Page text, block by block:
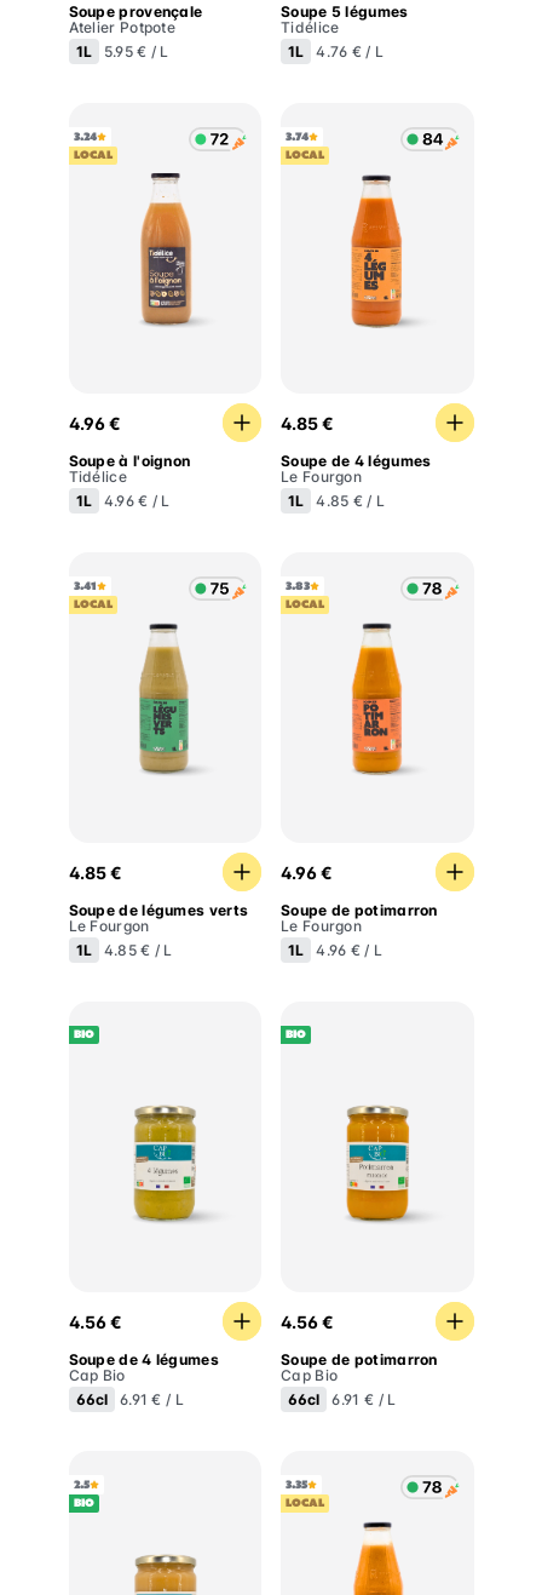
Soupe provençale
Atelier Potpote
1L
5.95 € / L
Soupe 5 légumes
Tidélice
1L
4.76 € / L
3.24
LOCAL
4.96 €
Soupe à l'oignon
Tidélice
1L
4.96 € / L
3.74
LOCAL
Soupe de 4 légumes
4.85 €
Soupe de 4 légumes
Le Fourgon
1L
4.85 € / L
3.41
LOCAL
Soupe de légumes verts
4.85 €
Soupe de légumes verts
Le Fourgon
1L
4.85 € / L
3.83
LOCAL
Soupe de potimarron
4.96 €
Soupe de potimarron
Le Fourgon
1L
4.96 € / L
BIO
Soupe de 4 légumes
4.56 €
Soupe de 4 légumes
Cap Bio
66cl
6.91 € / L
BIO
Soupe de potimarron
4.56 €
Soupe de potimarron
Cap Bio
66cl
6.91 € / L
2.5
BIO
3.35
LOCAL